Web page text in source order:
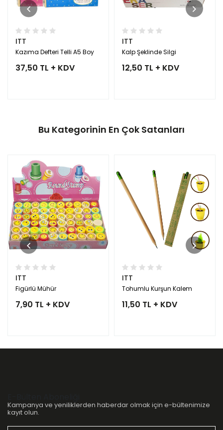
ITT
Kazıma Defteri Telli A5 Boy
37,50 TL + KDV
ITT
Kalp Şeklinde Silgi
12,50 TL + KDV
Bu Kategorinin En Çok Satanları
ITT
Figürlü Mühür
7,90 TL + KDV
ITT
Tohumlu Kurşun Kalem
11,50 TL + KDV
Kampanya ve yeniliklerden haberdar olmak için e-bültenimize
kayıt olun.